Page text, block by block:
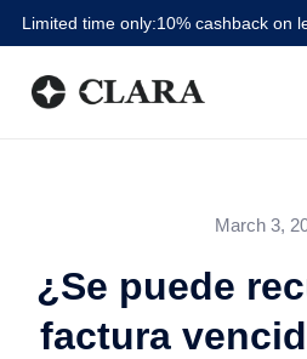
Limited time only:10% cashback on
March 3,
¿Se puede
factura